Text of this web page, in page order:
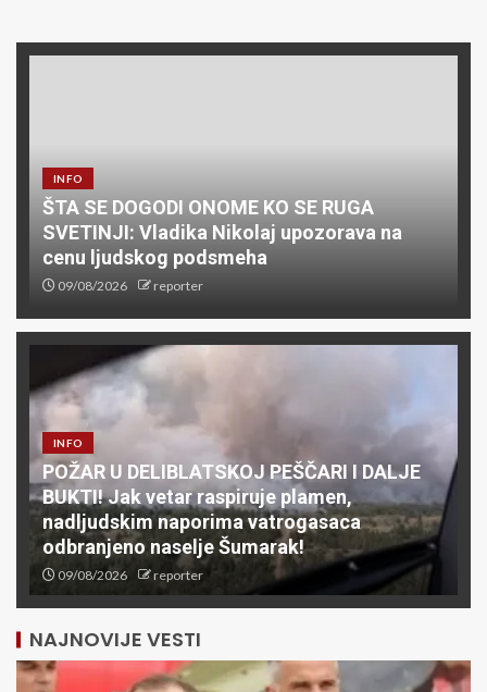
INFO
ŠTA SE DOGODI ONOME KO SE RUGA
SVETINJI: Vladika Nikolaj upozorava na
cenu ljudskog podsmeha
09/08/2026 reporter
INFO
POŽAR U DELIBLATSKOJ PEŠČARI I DALJE
BUKTI! Jak vetar raspiruje plamen,
nadljudskim naporima vatrogasaca
odbranjeno naselje Šumarak!
09/08/2026 reporter
NAJNOVIJE VESTI